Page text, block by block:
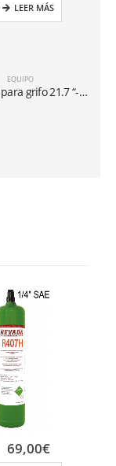
EQUIPO
Reducción para grifo 21.7 “-1/14 x 5/16” SX
LEER MÁS
69,00€